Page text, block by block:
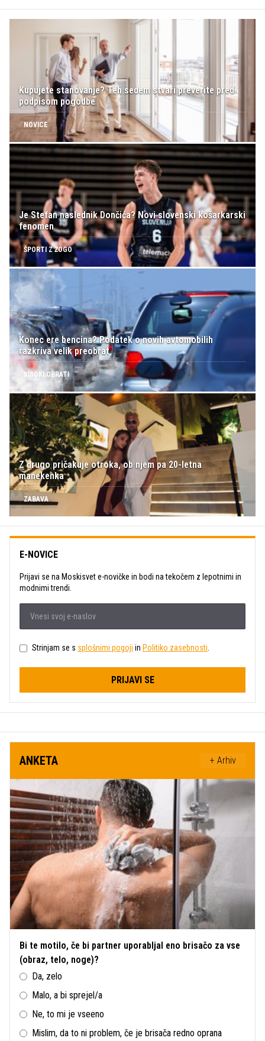
Kupujete stanovanje? Teh sedem stvari preverite pred
podpisom pogodbe
NOVICE
Je Stefan naslednik Dončića? Novi slovenski košarkarski
fenomen
ŠPORTI Z ŽOGO
Konec ere bencina? Podatek o novih avtomobilih
razkriva velik preobrat
VISOKI OBRATI
Z drugo pričakuje otroka, ob njem pa 20-letna
manekenka
ZABAVA
E-NOVICE
Prijavi se na Moskisvet e-novičke in bodi na tekočem z lepotnimi in
modnimi trendi.
Strinjam se s splošnimi pogoji in Politiko zasebnosti.
PRIJAVI SE
ANKETA + Arhiv
Bi te motilo, če bi partner uporabljal eno brisačo za vse
(obraz, telo, noge)?
Da, zelo
Malo, a bi sprejel/a
Ne, to mi je vseeno
Mislim, da to ni problem, če je brisača redno oprana